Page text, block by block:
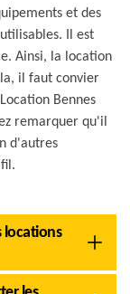
et des
Il est
Ainsi, la location
il faut convier
Bennes
remarquer qu'il
d'autres
locations